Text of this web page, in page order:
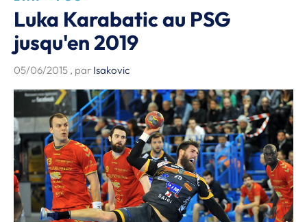
Luka Karabatic au PSG
jusqu'en 2019
05/06/2015 , par Isakovic